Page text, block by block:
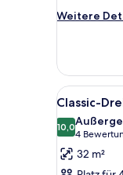
Weitere
Weitere
Suite
Kaaba
View
Alle
Fotos
für
Classic-
7
Classic-
10,010,0 von 10
4
(4
32 m²